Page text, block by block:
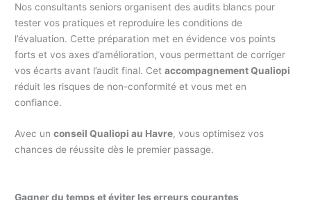
Nos consultants seniors organisent des audits blancs pour
tester vos pratiques et reproduire les conditions de
l’évaluation. Cette préparation met en évidence vos points
forts et vos axes d’amélioration, vous permettant de corriger
vos écarts avant l’audit final. Cetaccompagnement Qualiopi
réduit les risques de non-conformité et vous met en
confiance.
Avec unconseil Qualiopi au Havre, vous optimisez vos
chances de réussite dès le premier passage.
Gagner du temps et éviter les erreurs courantes